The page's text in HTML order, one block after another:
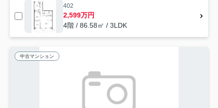
402
2,599万円
4階 / 86.58㎡ / 3LDK
中古マンション